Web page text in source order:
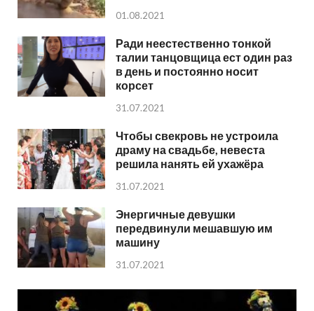
01.08.2021
Ради неестественно тонкой
талии танцовщица ест один раз
в день и постоянно носит
корсет
31.07.2021
Чтобы свекровь не устроила
драму на свадьбе, невеста
решила нанять ей ухажёра
31.07.2021
Энергичные девушки
передвинули мешавшую им
машину
31.07.2021